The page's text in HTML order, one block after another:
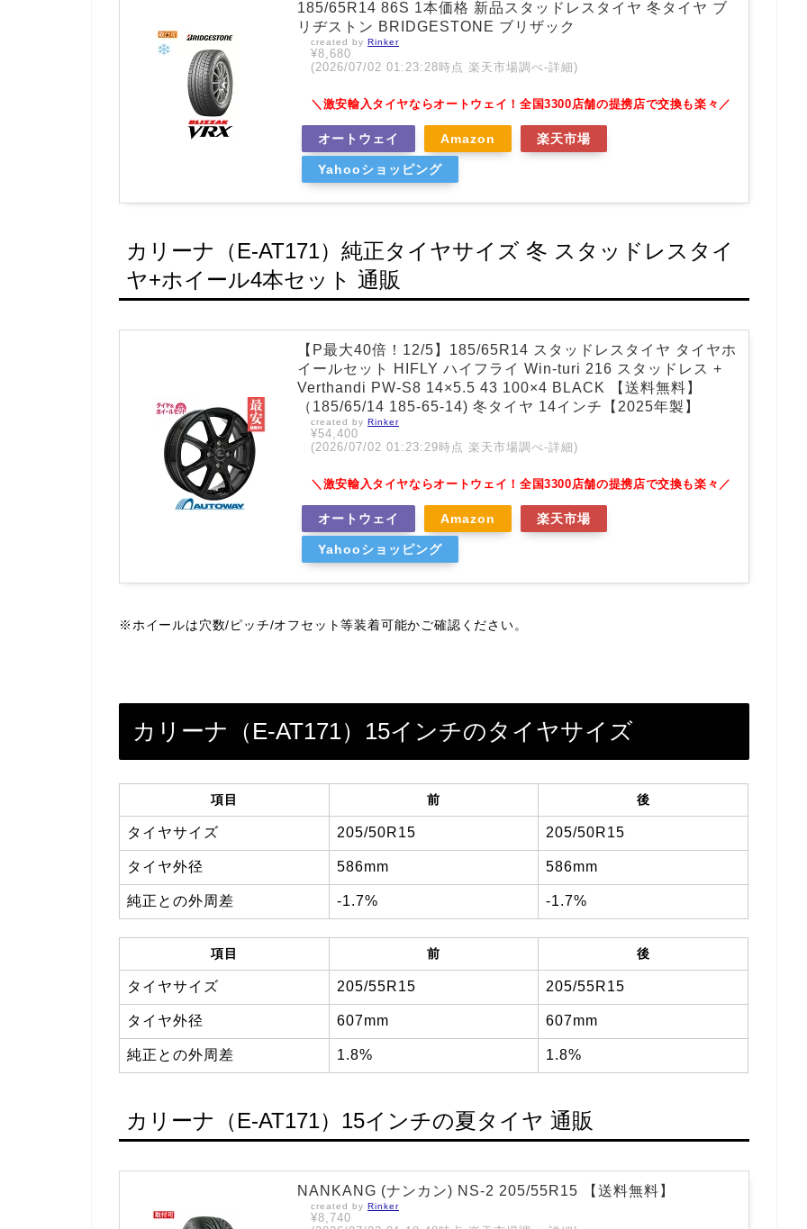
185/65R14 86S 1本価格 新品スタッドレスタイヤ 冬タイヤ ブ
リヂストン BRIDGESTONE ブリザック
created by Rinker
¥8,680
(2026/07/02 01:23:28時点 楽天市場調べ-詳細)
＼激安輸入タイヤならオートウェイ！全国3300店舗の提携店で交換も楽々／
オートウェイ Amazon 楽天市場
Yahooショッピング
カリーナ（E-AT171）純正タイヤサイズ 冬 スタッドレスタイ
ヤ+ホイール4本セット 通販
【P最大40倍！12/5】185/65R14 スタッドレスタイヤ タイヤホ
イールセット HIFLY ハイフライ Win-turi 216 スタッドレス +
Verthandi PW-S8 14×5.5 43 100×4 BLACK 【送料無料】
（185/65/14 185-65-14) 冬タイヤ 14インチ【2025年製】
created by Rinker
¥54,400
(2026/07/02 01:23:29時点 楽天市場調べ-詳細)
＼激安輸入タイヤならオートウェイ！全国3300店舗の提携店で交換も楽々／
オートウェイ Amazon 楽天市場
Yahooショッピング
※ホイールは穴数/ピッチ/オフセット等装着可能かご確認ください。
カリーナ（E-AT171）15インチのタイヤサイズ
項目 前 後
タイヤサイズ 205/50R15 205/50R15
タイヤ外径 586mm 586mm
純正との外周差 -1.7% -1.7%
項目 前 後
タイヤサイズ 205/55R15 205/55R15
タイヤ外径 607mm 607mm
純正との外周差 1.8% 1.8%
カリーナ（E-AT171）15インチの夏タイヤ 通販
NANKANG (ナンカン) NS-2 205/55R15 【送料無料】
created by Rinker
¥8,740